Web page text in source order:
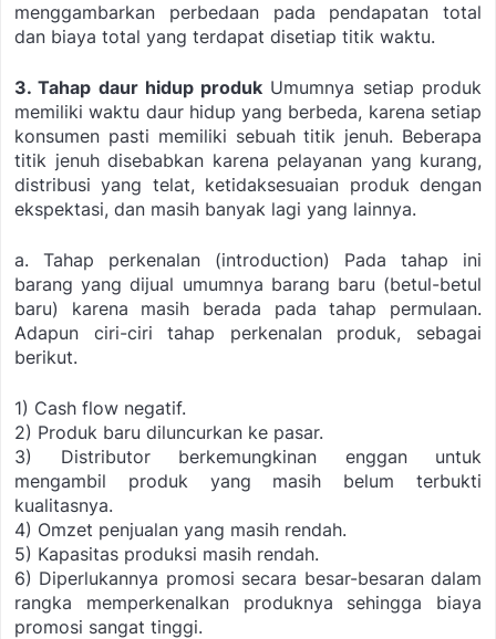
menggambarkan perbedaan pada pendapatan total
dan biaya total yang terdapat disetiap titik waktu.
3. Tahap daur hidup produk Umumnya setiap produk
memiliki waktu daur hidup yang berbeda, karena setiap
konsumen pasti memiliki sebuah titik jenuh. Beberapa
titik jenuh disebabkan karena pelayanan yang kurang,
distribusi yang telat, ketidaksesuaian produk dengan
ekspektasi, dan masih banyak lagi yang lainnya.
a. Tahap perkenalan (introduction)
Pada tahap ini
barang yang dijual umumnya barang baru (betul-betul
baru) karena masih berada pada tahap permulaan.
Adapun ciri-ciri tahap perkenalan produk, sebagai
berikut.
1) Cash flow negatif.
2) Produk baru diluncurkan ke pasar.
3) Distributor berkemungkinan enggan untuk
mengambil produk yang masih belum terbukti
kualitasnya.
4) Omzet penjualan yang masih rendah.
5) Kapasitas produksi masih rendah.
6) Diperlukannya promosi secara besar-besaran dalam
rangka memperkenalkan produknya
sehingga biaya
promosi sangat tinggi.